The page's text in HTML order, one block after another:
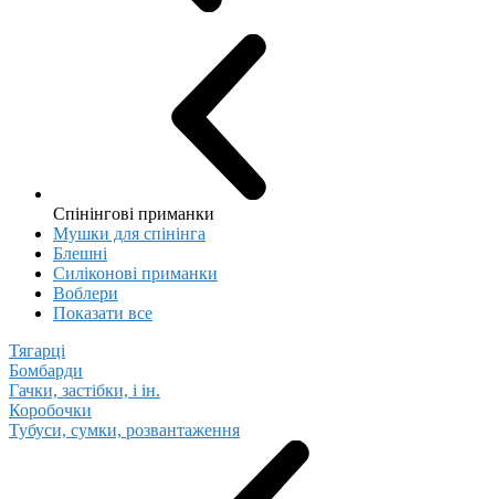
Спінінгові приманки
Мушки для спінінга
Блешні
Cиліконові приманки
Воблери
Показати все
Тягарці
Бомбарди
Гачки, застібки, і ін.
Коробочки
Тубуси, сумки, розвантаження